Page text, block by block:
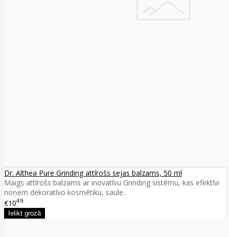
Dr. Althea Pure Grinding attīrošs sejas balzams, 50 ml
Maigs attīrošs balzams ar inovatīvu Grinding sistēmu, kas efektīvi
noņem dekoratīvo kosmētiku, saule..
€1049